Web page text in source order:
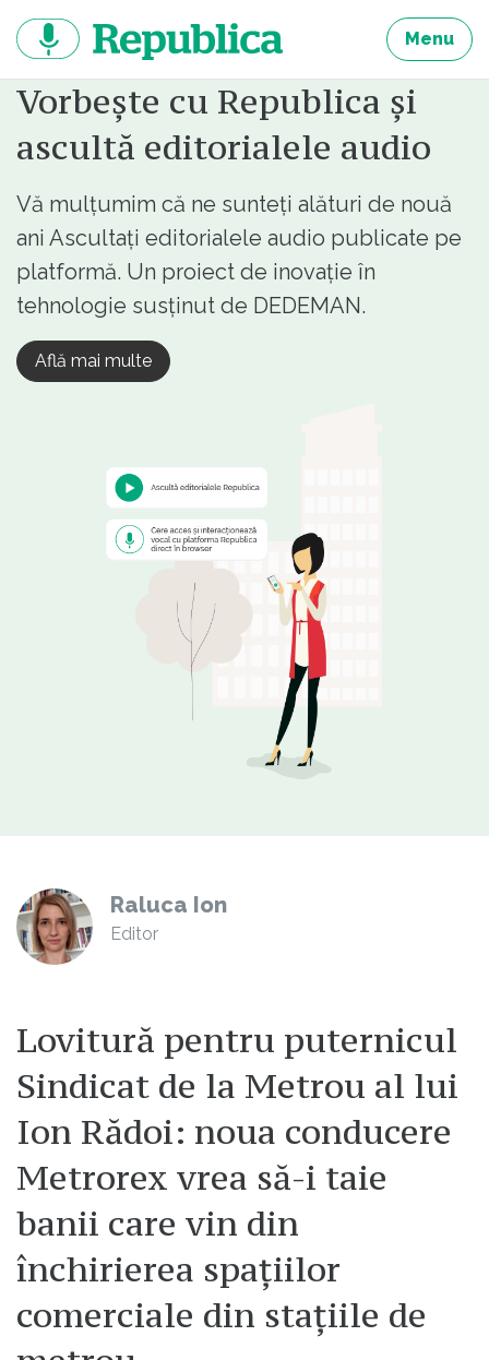
continut
Menu
Vorbește cu Republica și
ascultă editorialele audio
Vă mulțumim că ne sunteți alături de nouă
ani Ascultați editorialele audio publicate pe
platformă. Un proiect de inovație în
tehnologie susținut de DEDEMAN.
Află mai multe
Raluca Ion
Editor
Lovitură pentru puternicul
Sindicat de la Metrou al lui
Ion Rădoi: noua conducere
Metrorex vrea să-i taie
banii care vin din
închirierea spațiilor
comerciale din stațiile de